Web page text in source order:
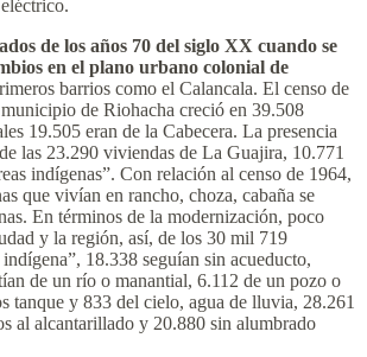
de los años 70 del siglo XX cuando se
en el plano urbano colonial de
barrios como el Calancala. El censo de
de Riohacha creció en 39.508
19.505 eran de la Cabecera. La presencia
las 23.290 viviendas de La Guajira, 10.771
indígenas”. Con relación al censo de 1964,
que vivían en rancho, choza, cabaña se
En términos de la modernización, poco
y la región, así, de los 30 mil 719
18.338 seguían sin acueducto,
de un río o manantial, 6.112 de un pozo o
tanque y 833 del cielo, agua de lluvia, 28.261
al alcantarillado y 20.880 sin alumbrado